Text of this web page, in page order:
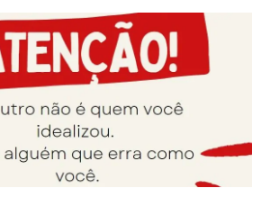
janelajanelajanelajanelajanela